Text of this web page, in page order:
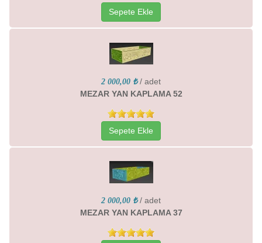
Sepete Ekle
2 000,00 ₺ / adet
MEZAR YAN KAPLAMA 52
Sepete Ekle
2 000,00 ₺ / adet
MEZAR YAN KAPLAMA 37